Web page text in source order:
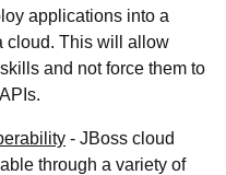
applications into a
cloud. This will allow
and not force them to
- JBoss cloud
through a variety of